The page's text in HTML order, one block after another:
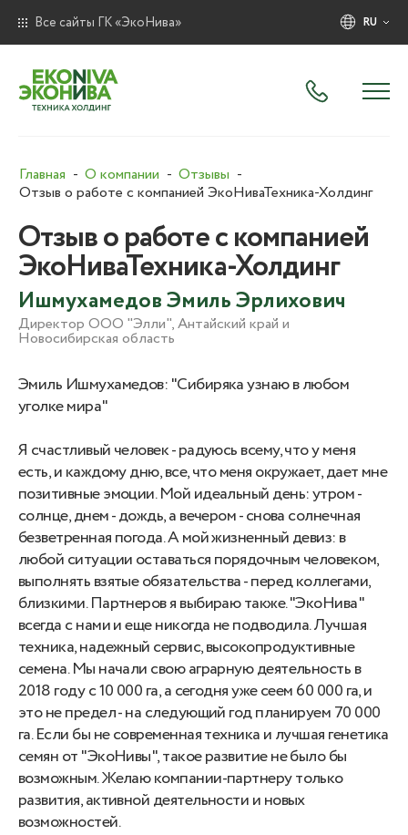
Все сайты ГК «ЭкоНива» RU
Главная О компании
Отзывы
Отзыв о работе с компанией ЭкоНиваТехника-Холдинг
Отзыв о работе с компанией
ЭкоНиваТехника-Холдинг
Ишмухамедов Эмиль Эрлихович
Директор ООО "Элли", Антайский край и
Новосибирская область
Эмиль Ишмухамедов: "Сибиряка узнаю в любом
уголке мира"
Я счастливый человек - радуюсь всему, что у меня
есть, и каждому дню, все, что меня окружает, дает мне
позитивные эмоции. Мой идеальный день: утром -
солнце, днем - дождь, а вечером - снова солнечная
безветренная погода. А мой жизненный девиз: в
любой ситуации оставаться порядочным человеком,
выполнять взятые обязательства - перед коллегами,
близкими. Партнеров я выбираю также. "ЭкоНива"
всегда с нами и еще никогда не подводила. Лучшая
техника, надежный сервис, высокопродуктивные
семена. Мы начали свою аграрную деятельность в
2018 году с 10 000 га, а сегодня уже сеем 60 000 га, и
это не предел - на следующий год планируем 70 000
га. Если бы не современная техника и лучшая генетика
семян от "ЭкоНивы", такое развитие не было бы
возможным. Желаю компании-партнеру только
развития, активной деятельности и новых
возможностей.